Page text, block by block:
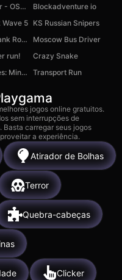
Would you rather - OSCAR 2025 game
Blockadventure io
Wave 5 KS Russian Snipers
Obby: Barry's Bank Robbery!
Moscow Bus Driver
run!
Crazy Snake
Tricky Challenges: Mini Games Transport Run
jogos online gratuitos.
sem interrupções de
carregar seus jogos
a experiência.
Atirador de Bolhas
Terror
Quebra-cabeças
Clicker